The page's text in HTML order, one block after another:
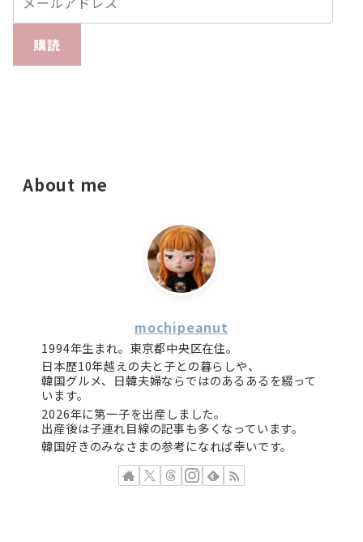
購読
About me
mochipeanut
1994年生まれ。東京都中央区在住。
日本歴10年越えの夫と子との暮らしや、
韓国グルメ、日韓夫婦ならではのあるあるを綴って
います。
2026年に第一子を出産しました。
出産後は子連れ目線の記事も多くなっています。
韓国好きのみなさまの参考になれば幸いです。